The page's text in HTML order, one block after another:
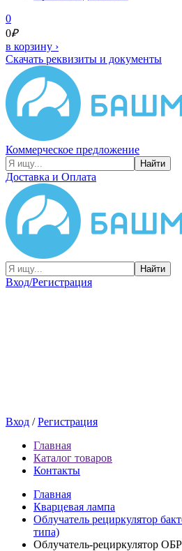
0
0₽
в корзину ›
Скачать реквизиты и документы
Коммерческое предложение
Найти
Доставка и Оплата
Найти
Вход/Регистрация
Вход /Регистрация
Главная
Каталог товаров
Контакты
Главная
Кварцевая лампа
Облучатель рециркулятор
типа)
Облучатель-рециркулятор